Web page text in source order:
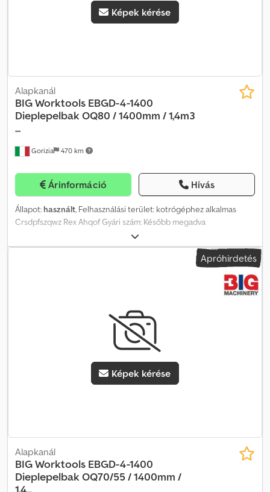
Képek kérése
Gorizia 470 km
Alapkanál
BIG Worktools EBGD-4-1400
Dieplepelbak OQ80 / 1400mm / 1,4m3
...
Árinformáció Hívás
Állapot: használt, Felhasználási terület: kotrógéphez alkalmas
Crsdpfszqwz Rex Ahqof Gyári szám: Később megadva
Apróhirdetés
Képek kérése
Alapkanál
BIG Worktools EBGD-4-1400
Dieplepelbak OQ70/55 / 1400mm /